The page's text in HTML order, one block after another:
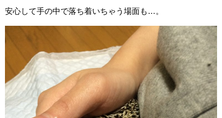
安心して手の中で落ち着いちゃう場面も…。